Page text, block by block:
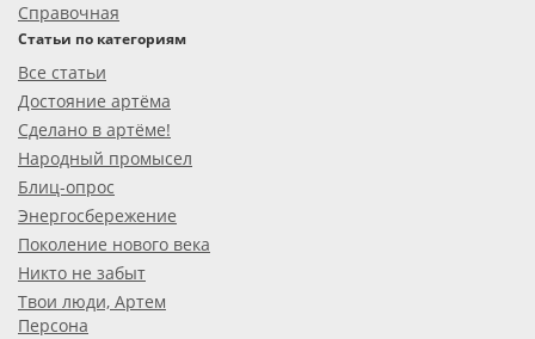
Справочная
Статьи по категориям
Все статьи
Достояние артёма
Сделано в артёме!
Народный промысел
Блиц-опрос
Энергосбережение
Поколение нового века
Никто не забыт
Твои люди, Артем
Персона